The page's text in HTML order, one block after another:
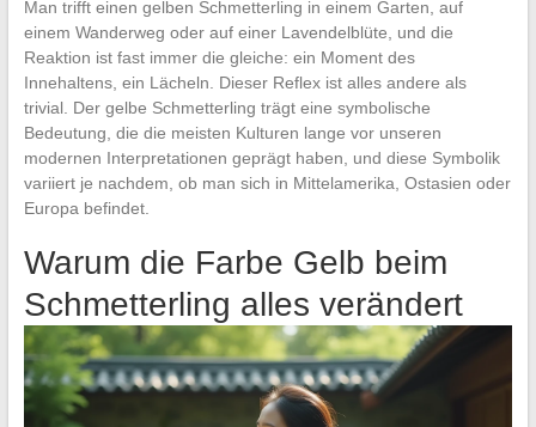
Man trifft einen gelben Schmetterling in einem Garten, auf
einem Wanderweg oder auf einer Lavendelblüte, und die
Reaktion ist fast immer die gleiche: ein Moment des
Innehaltens, ein Lächeln. Dieser Reflex ist alles andere als
trivial. Der gelbe Schmetterling trägt eine symbolische
Bedeutung, die die meisten Kulturen lange vor unseren
modernen Interpretationen geprägt haben, und diese Symbolik
variiert je nachdem, ob man sich in Mittelamerika, Ostasien oder
Europa befindet.
Warum die Farbe Gelb beim
Schmetterling alles verändert